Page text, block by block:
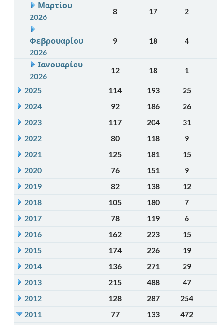
Μαρτίου
2026
8 17 2
Φεβρουαρίου
2026
9 18 4
Ιανουαρίου
2026
12 18 1
2025 114 193
25
2024
92 186
26
2023
117 204
31
2022
80 118
9
2021
125 181
15
2020
76 151
9
2019
82 138
12
2018
105 180
7
2017
78 119
6
2016
162 223
15
2015
174 226
19
2014
136 271
29
2013
215 488
47
2012
128 287
254
2011
77 133 472